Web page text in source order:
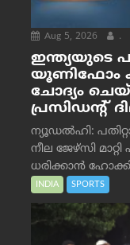
Aug 5, 2026 .
ഇന്ത്യയുടെ
യൂണിഫോം
ചോദ്യം
പ്രസിഡന്റ്
ന്യൂഡൽഹി:
നീല ജേഴ്‌സി
ധരിക്കാൻ ഹോക്കി
INDIA SPORTS